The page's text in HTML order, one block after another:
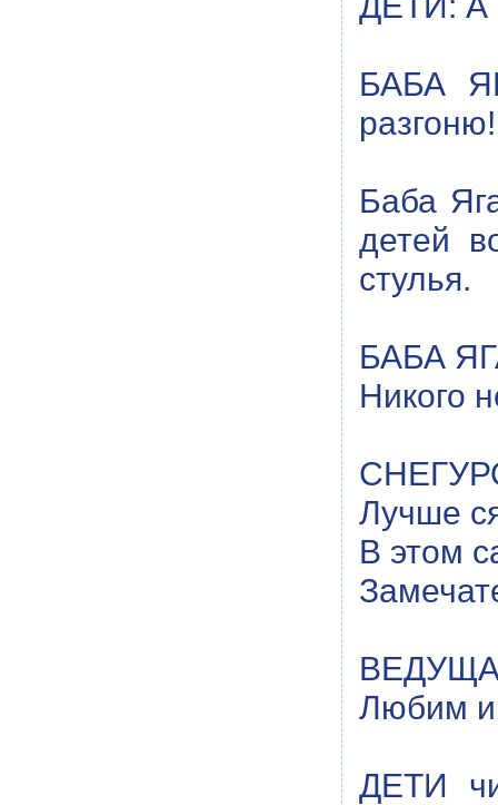
БАБА
разгоню!
Баба
детей
стулья.
БАБА
Никого
Лучше
В этом
Любим и
ДЕТИ